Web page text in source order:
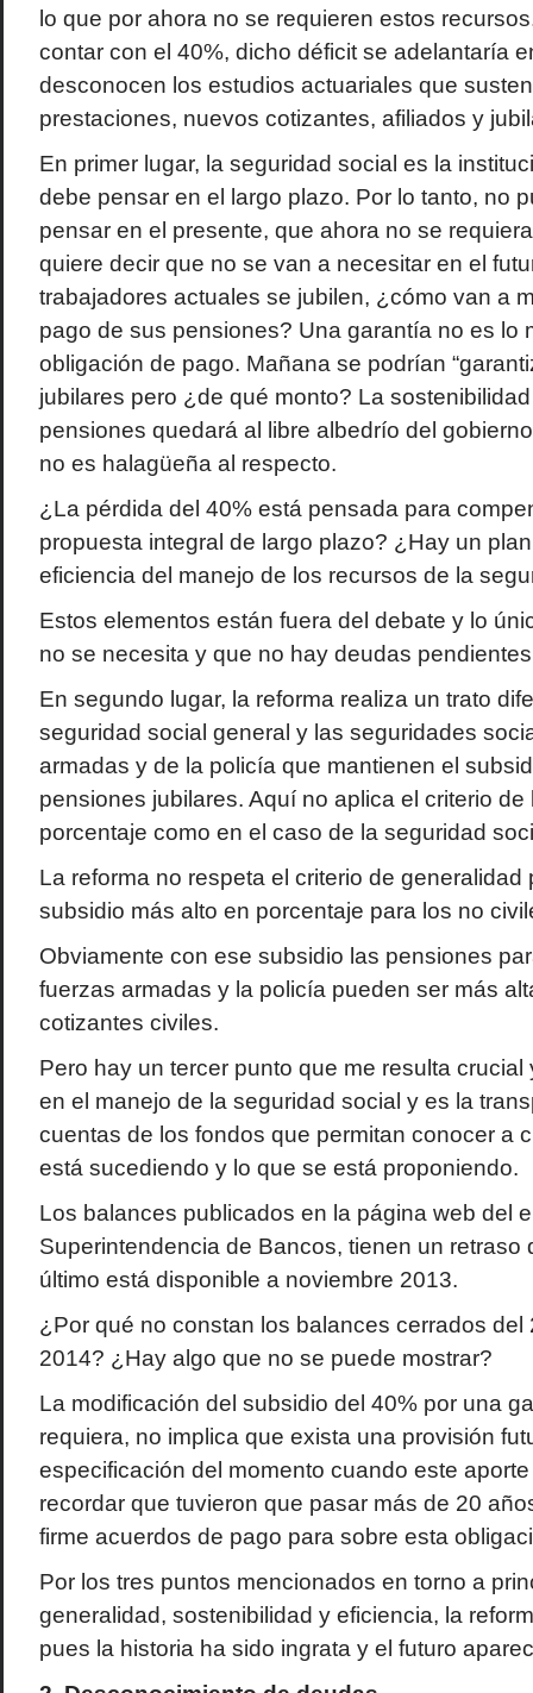
lo que por ahora no se requieren estos
contar con el 40%, dicho déficit se adelantaría
desconocen los estudios actuariales que
prestaciones, nuevos cotizantes, afiliados y
En primer lugar, la seguridad social es la
debe pensar en el largo plazo. Por lo tanto, no
pensar en el presente, que ahora no se
quiere decir que no se van a necesitar en el
trabajadores actuales se jubilen, ¿cómo van a
pago de sus pensiones? Una garantía no es lo
obligación de pago. Mañana se podrían
jubilares pero ¿de qué monto? La
pensiones quedará al libre albedrío del
no es halagüeña al respecto.
¿La pérdida del 40% está pensada para
propuesta integral de largo plazo? ¿Hay un
eficiencia del manejo de los recursos de la
Estos elementos están fuera del debate y lo
no se necesita y que no hay deudas
En segundo lugar, la reforma realiza un trato
seguridad social general y las seguridades
armadas y de la policía que mantienen el
pensiones jubilares. Aquí no aplica el criterio de
porcentaje como en el caso de la seguridad
La reforma no respeta el criterio de generalidad
subsidio más alto en porcentaje para los no
Obviamente con ese subsidio las pensiones
fuerzas armadas y la policía pueden ser más
cotizantes civiles.
Pero hay un tercer punto que me resulta
en el manejo de la seguridad social y es la
cuentas de los fondos que permitan conocer a
está sucediendo y lo que se está proponiendo.
Los balances publicados en la página web del
Superintendencia de Bancos, tienen un retraso
último está disponible a noviembre 2013.
¿Por qué no constan los balances cerrados del
2014? ¿Hay algo que no se puede mostrar?
La modificación del subsidio del 40% por una
requiera, no implica que exista una provisión
especificación del momento cuando este
recordar que tuvieron que pasar más de 20
firme acuerdos de pago para sobre esta
Por los tres puntos mencionados en torno a
generalidad, sostenibilidad y eficiencia, la
pues la historia ha sido ingrata y el futuro